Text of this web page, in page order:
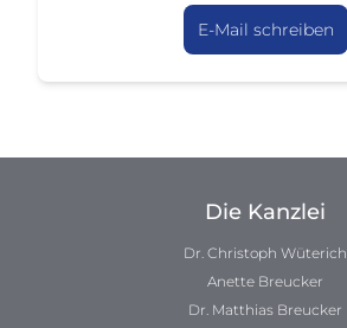
E-Mail schreiben
Die Kanzlei
Dr. Christoph Wüterich
Anette Breucker
Dr. Matthias Breucker